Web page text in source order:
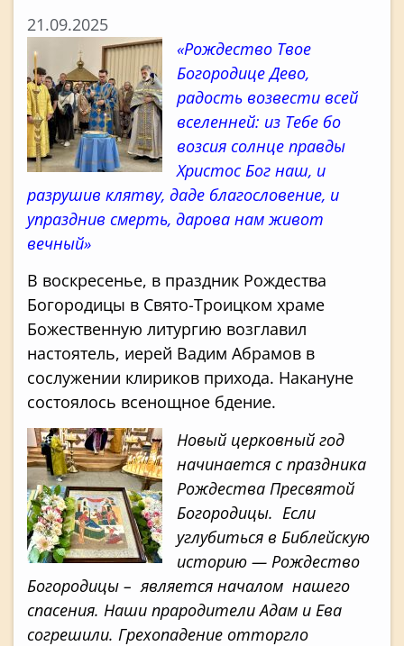
21.09.2025
«Рождество Твое
Богородице Дево,
радость возвести всей
вселенней: из Тебе бо
возсия солнце правды
Христос Бог наш, и
разрушив клятву, даде благословение, и
упразднив смерть, дарова нам живот
вечный»
В воскресенье, в праздник Рождества
Богородицы в Свято-Троицком храме
Божественную литургию возглавил
настоятель, иерей Вадим Абрамов в
сослужении клириков прихода. Накануне
состоялось всенощное бдение.
Новый церковный год
начинается с праздника
Рождества Пресвятой
Богородицы. Если
углубиться в Библейскую
историю — Рождество
Богородицы – является началом нашего
спасения. Наши прародители Адам и Ева
согрешили. Грехопадение отторгло